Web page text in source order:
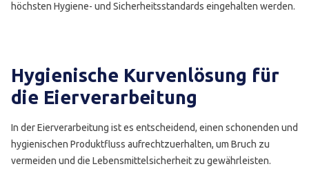
höchsten Hygiene- und Sicherheitsstandards eingehalten werden.
Hygienische Kurvenlösung für
die Eierverarbeitung
In der Eierverarbeitung ist es entscheidend, einen schonenden und
hygienischen Produktfluss aufrechtzuerhalten, um Bruch zu
vermeiden und die Lebensmittelsicherheit zu gewährleisten.